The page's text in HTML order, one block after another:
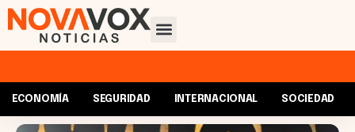
ECONOMÍA SEGURIDAD INTERNACIONAL SOCIEDAD